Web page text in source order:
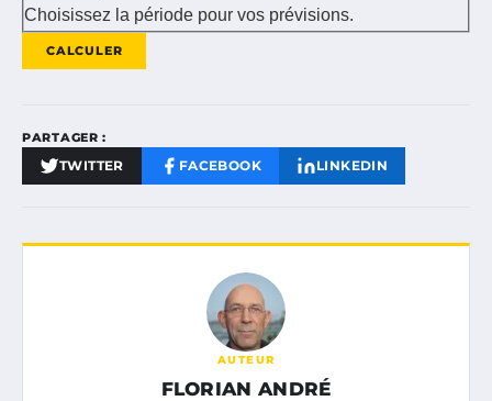
Choisissez la période pour vos prévisions.
CALCULER
PARTAGER :
TWITTER FACEBOOK LINKEDIN
AUTEUR
FLORIAN ANDRÉ